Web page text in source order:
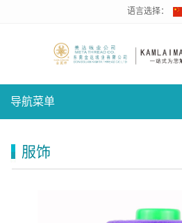
语言选择：
导航菜单
服饰